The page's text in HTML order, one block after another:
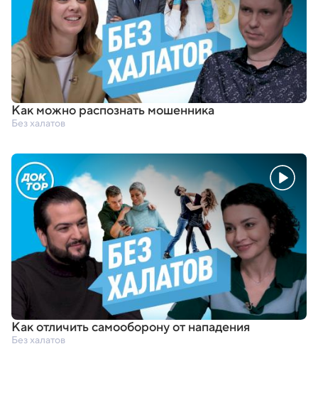
Как можно распознать мошенника
Без халатов
Как отличить самооборону от нападения
Без халатов